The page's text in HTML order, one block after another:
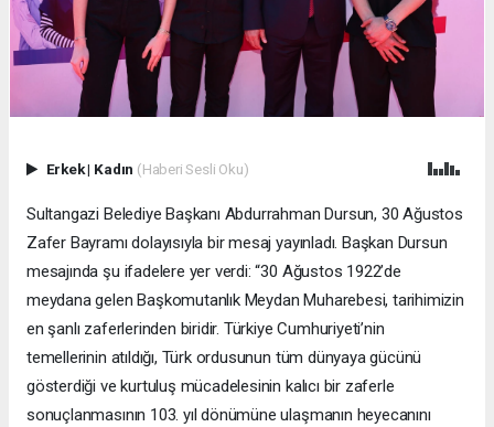
Erkek| Kadın (Haberi Sesli Oku)
Sultangazi Belediye Başkanı Abdurrahman Dursun, 30 Ağustos
Zafer Bayramı dolayısıyla bir mesaj yayınladı. Başkan Dursun
mesajında şu ifadelere yer verdi: “30 Ağustos 1922’de
meydana gelen Başkomutanlık Meydan Muharebesi, tarihimizin
en şanlı zaferlerinden biridir. Türkiye Cumhuriyeti’nin
temellerinin atıldığı, Türk ordusunun tüm dünyaya gücünü
gösterdiği ve kurtuluş mücadelesinin kalıcı bir zaferle
sonuçlanmasının 103. yıl dönümüne ulaşmanın heyecanını